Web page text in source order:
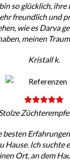
so glücklich, ihre
freundlich und
wie es Darva
meinen
Kristall k.
besten
Hause. Ich suchte
Ort, an dem